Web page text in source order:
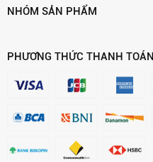
NHÓM SẢN PHẨM
PHƯƠNG THỨC THANH TOÁN